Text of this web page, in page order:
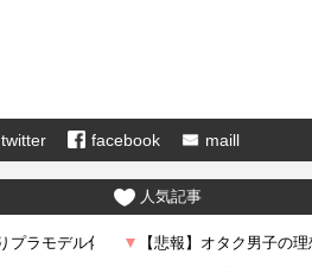
twitter facebook maill
人気記事